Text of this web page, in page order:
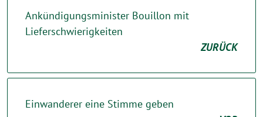
Ankündigungsminister Bouillon mit
Lieferschwierigkeiten
ZURÜCK
Einwanderer eine Stimme geben